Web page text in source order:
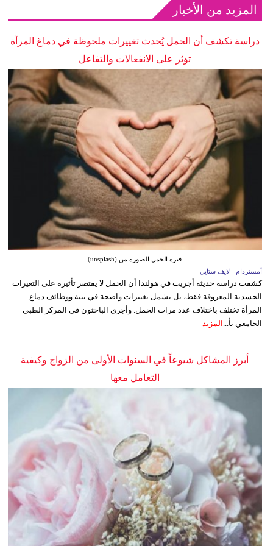
المزيد من الأخبار
دراسة تكشف أن الحمل يُحدث تغييرات ملحوظة في دماغ المرأة
تؤثر على الانفعالات والتفاعل
فترة الحمل الصورة من (unsplash)
أمستردام - لايف ستايل
كشفت دراسة حديثة أجريت في هولندا أن الحمل لا يقتصر تأثيره على التغيرات
الجسدية المعروفة فقط، بل يشمل تغييرات واضحة في بنية ووظائف دماغ
المرأة تختلف باختلاف عدد مرات الحمل. وأجرى الباحثون في المركز الطبي
الجامعي بأ... المزيد
أبرز المشاكل شيوعاً في السنوات الأولى من الزواج وكيفية
التعامل معها